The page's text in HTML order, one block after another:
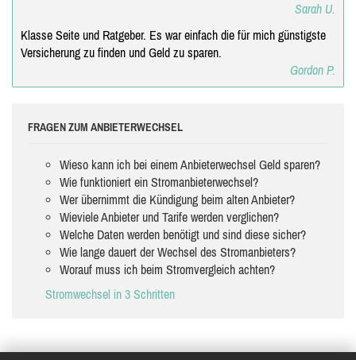
Sarah U.
Klasse Seite und Ratgeber. Es war einfach die für mich günstigste
Versicherung zu finden und Geld zu sparen.
Gordon P.
FRAGEN ZUM ANBIETERWECHSEL
Wieso kann ich bei einem Anbieterwechsel Geld sparen?
Wie funktioniert ein Stromanbieterwechsel?
Wer übernimmt die Kündigung beim alten Anbieter?
Wieviele Anbieter und Tarife werden verglichen?
Welche Daten werden benötigt und sind diese sicher?
Wie lange dauert der Wechsel des Stromanbieters?
Worauf muss ich beim Stromvergleich achten?
Stromwechsel in 3 Schritten